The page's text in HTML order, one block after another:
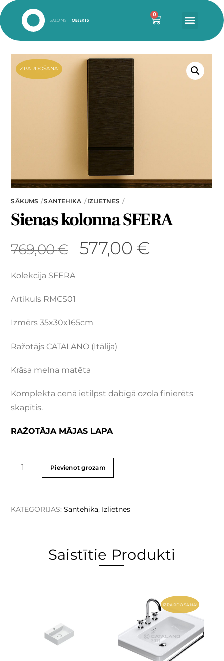
0
IZPĀRDOŠANA!
SĀKUMS SANTEHIKA IZLIETNES
Sienas kolonna SFERA
769,00€ 577,00 €
Kolekcija SFERA
Artikuls RMCS01
Izmērs 35x30x165cm
Ražotājs CATALANO (Itālija)
Krāsa melna matēta
Komplekta cenā ietilpst dabīgā ozola finierēts
skapītis.
RAŽOTĀJA MĀJAS LAPA
Pievienot grozam
KATEGORIJAS:Santehika, Izlietnes
Saistītie Produkti
IZPĀRDOŠANA!